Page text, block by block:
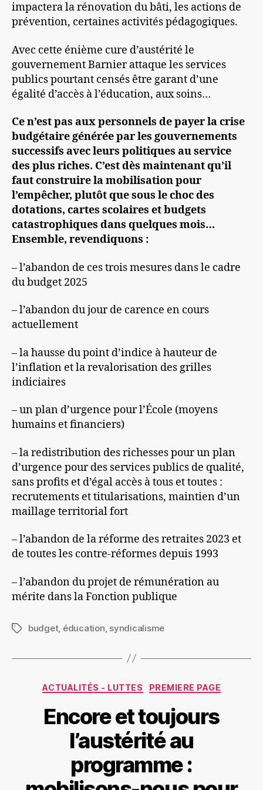
impactera la rénovation du bâti, les actions de
prévention, certaines activités pédagogiques.
Avec cette énième cure d’austérité le
gouvernement Barnier attaque les services
publics pourtant censés être garant d’une
égalité d’accès à l’éducation, aux soins…
Ce n’est pas aux personnels de payer la crise
budgétaire générée par les gouvernements
successifs avec leurs politiques au service
des plus riches. C’est dès maintenant qu’il
faut construire la mobilisation pour
l’empêcher, plutôt que sous le choc des
dotations, cartes scolaires et budgets
catastrophiques dans quelques mois…
Ensemble, revendiquons :
– l’abandon de ces trois mesures dans le cadre
du budget 2025
– l’abandon du jour de carence en cours
actuellement
– la hausse du point d’indice à hauteur de
l’inflation et la revalorisation des grilles
indiciaires
– un plan d’urgence pour l’École (moyens
humains et financiers)
– la redistribution des richesses pour un plan
d’urgence pour des services publics de qualité,
sans profits et d’égal accès à tous et toutes :
recrutements et titularisations, maintien d’un
maillage territorial fort
– l’abandon de la réforme des retraites 2023 et
de toutes les contre-réformes depuis 1993
– l’abandon du projet de rémunération au
mérite dans la Fonction publique
Étiquettes
budget, éducation syndicalisme
Catégories
ACTUALITÉS - LUTTES PREMIERE PAGE
Encore et toujours
l’austérité au
programme :